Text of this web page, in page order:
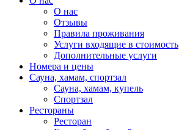
О нас
Отзывы
Правила проживания
Услуги входящие в стоимость
Дополнительные услуги
Номера и цены
Сауна, хамам, спортзал
Сауна, хамам, купель
Спортзал
Рестораны
Ресторан